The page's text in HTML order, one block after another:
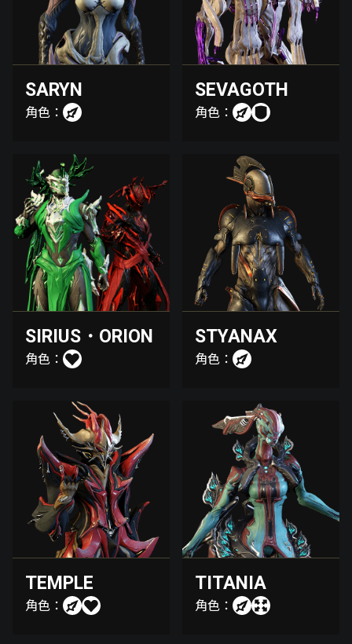
SARYN
角色：
SEVAGOTH
角色：
SIRIUS・ORION
角色：
STYANAX
角色：
TEMPLE
角色：
TITANIA
角色：